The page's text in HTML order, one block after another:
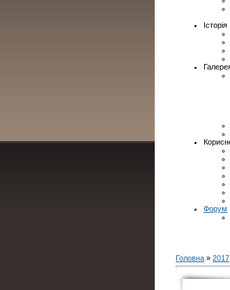
Історія
Форум
Головна » 2017